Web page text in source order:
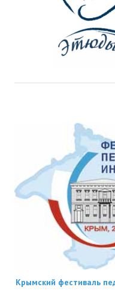
Крымский фестиваль